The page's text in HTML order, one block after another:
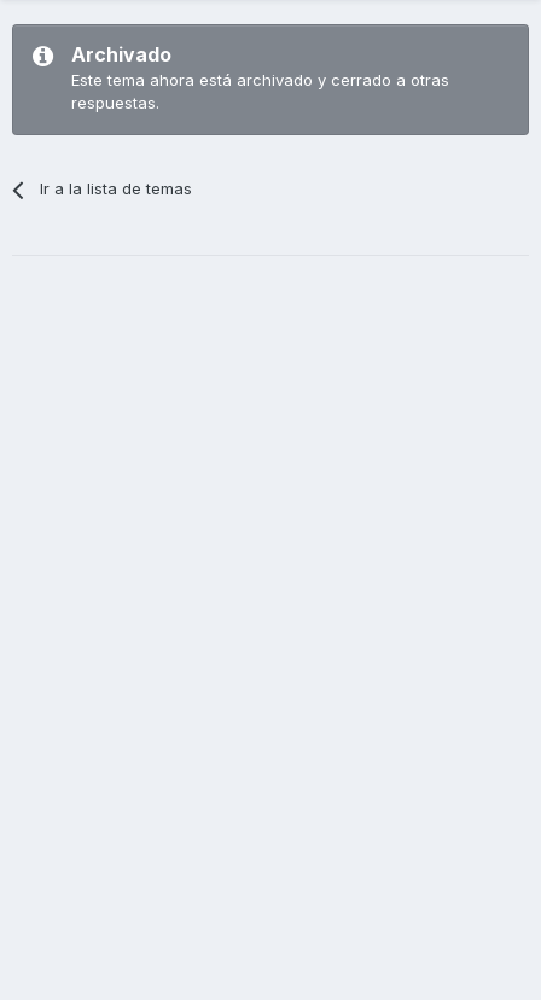
Archivado
Este tema ahora está archivado y cerrado a otras
respuestas.
Ir a la lista de temas